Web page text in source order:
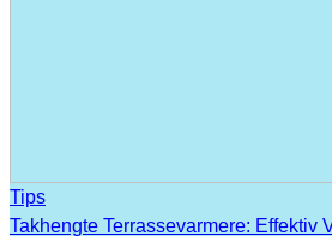
Tips
Takhengte Terrassevarmere: Effektiv